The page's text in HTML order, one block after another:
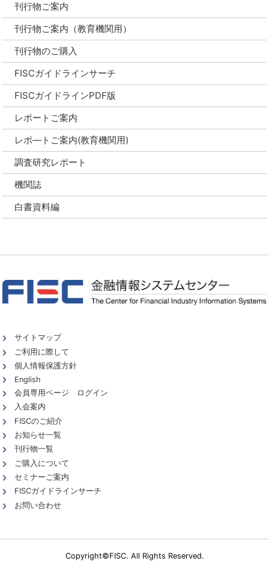
刊行物ご案内
刊行物ご案内（教育機関用）
刊行物のご購入
FISCガイドラインサーチ
FISCガイドラインPDF版
レポートご案内
レポ―トご案内(教育機関用)
調査研究レポート
機関誌
白書資料編
サイトマップ
ご利用に際して
個人情報保護方針
English
会員専用ページ ログイン
入会案内
FISCのご紹介
お知らせ一覧
刊行物一覧
ご購入について
セミナーご案内
FISCガイドラインサーチ
お問い合わせ
Copyright©FISC. All Rights Reserved.